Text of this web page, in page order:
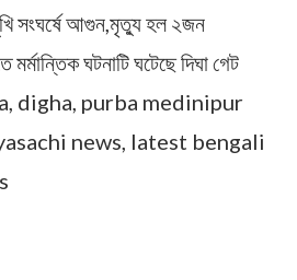
সংঘর্ষে আগুন,মৃত্যু হল ২জন
মর্মান্তিক ঘটনাটি ঘটেছে দিঘা গেট
digha, purba medinipur
news, latest bengali